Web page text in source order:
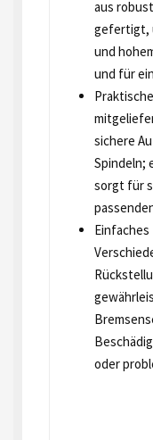
aus
gefertigt,
und
und für
sichere
Spindeln;
sorgt für
oder